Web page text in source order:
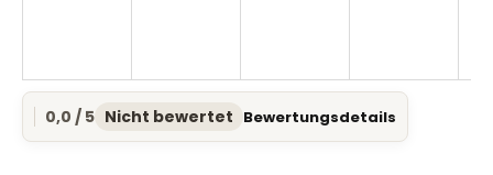
Die
durchschnittliche
0,0 / 5 Nicht bewertet Bewertungsdetails
SUCHEN